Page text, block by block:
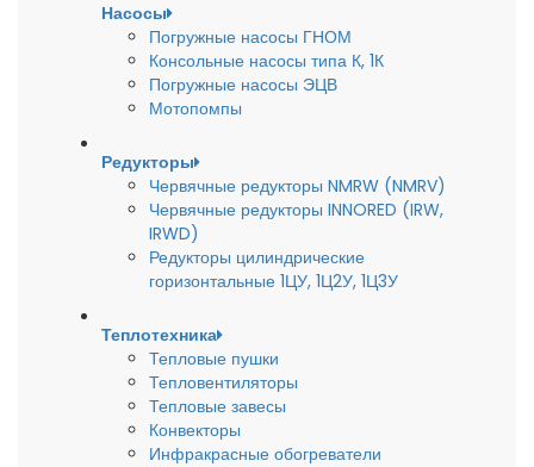
Насосы
Погружные насосы ГНОМ
Консольные насосы типа К, 1К
Погружные насосы ЭЦВ
Мотопомпы
Редукторы
Червячные редукторы NMRW (NMRV)
Червячные редукторы INNORED (IRW,
IRWD)
Редукторы цилиндрические
горизонтальные 1ЦУ, 1Ц2У, 1Ц3У
Теплотехника
Тепловые пушки
Тепловентиляторы
Тепловые завесы
Конвекторы
Инфракрасные обогреватели